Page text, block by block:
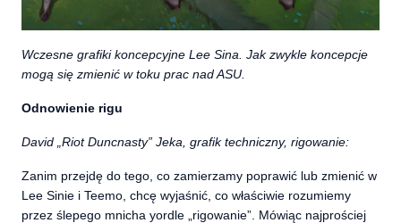
Wczesne grafiki koncepcyjne Lee Sina. Jak zwykle koncepcje
mogą się zmienić w toku prac nad ASU.
Odnowienie rigu
David „Riot Duncnasty” Jeka, grafik techniczny, rigowanie:
Zanim przejdę do tego, co zamierzamy poprawić lub zmienić w
Lee Sinie i Teemo, chcę wyjaśnić, co właściwie rozumiemy
przez ślepego mnicha yordle „rigowanie”. Mówiąc najprościej